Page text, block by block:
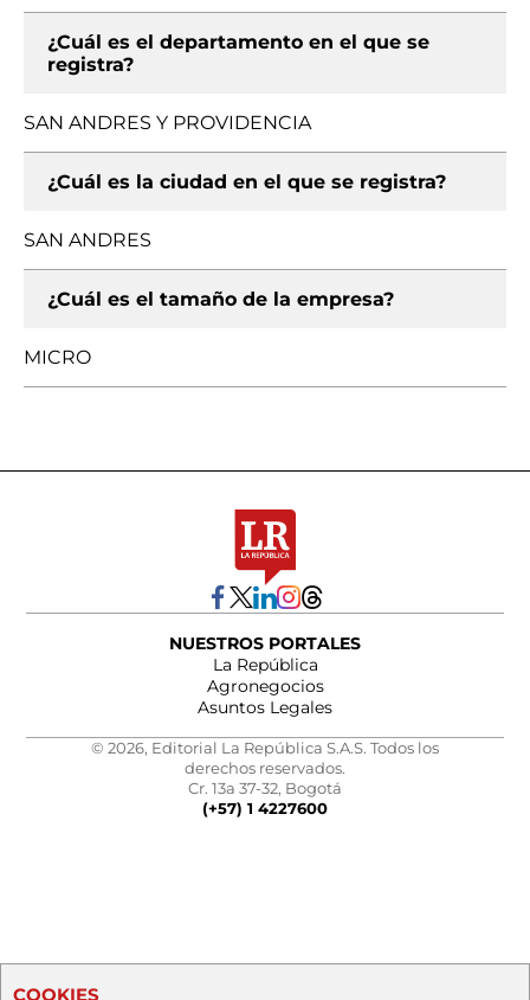
¿Cuál es el departamento en el que se
registra?
SAN ANDRES Y PROVIDENCIA
¿Cuál es la ciudad en el que se registra?
SAN ANDRES
¿Cuál es el tamaño de la empresa?
MICRO
NUESTROS PORTALES
La República
Agronegocios
Asuntos Legales
© 2026, Editorial La República S.A.S. Todos los
derechos reservados.
Cr. 13a 37-32, Bogotá
(+57) 1 4227600
COOKIES